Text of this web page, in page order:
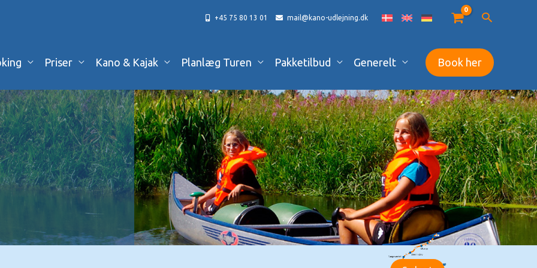
+45 75 80 13 01 mail@kano-udlejning.dk
Priser Kano & Kajak Planlæg Turen Pakketilbud Generelt Book her